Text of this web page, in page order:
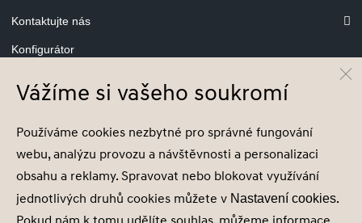
Kontaktujte nás
Konfigurátor
© Hyundai Motor Czech s.r.o.
Infocentrum
800 800 900
Vážíme si vašeho soukromí
Používáme cookies nezbytné pro správné fungování
webu, analýzu provozu a návštěvnosti a personalizaci
obsahu a reklamy. Spravovat nebo blokovat využívání
jednotlivých druhů cookies můžete v Nastavení cookies.